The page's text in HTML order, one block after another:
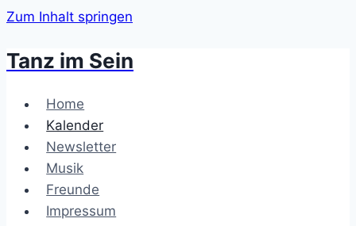
Zum Inhalt springen
Tanz im Sein
Home
Kalender
Newsletter
Musik
Freunde
Impressum